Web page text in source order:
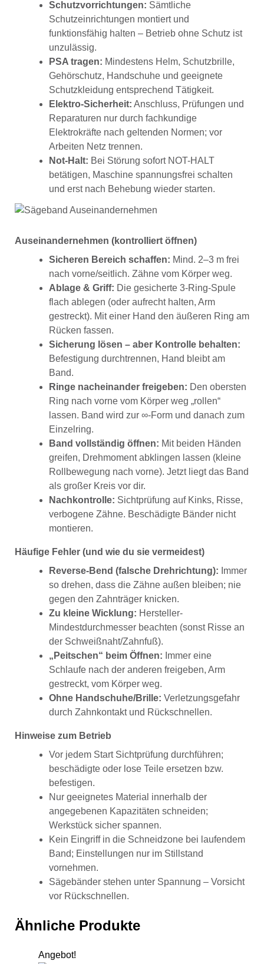
Schutzvorrichtungen: Sämtliche
Schutzeinrichtungen montiert und
funktionsfähig halten – Betrieb ohne Schutz ist
unzulässig.
PSA tragen: Mindestens Helm, Schutzbrille,
Gehörschutz, Handschuhe und geeignete
Schutzkleidung entsprechend Tätigkeit.
Elektro-Sicherheit: Anschluss, Prüfungen und
Reparaturen nur durch fachkundige
Elektrokräfte nach geltenden Normen; vor
Arbeiten Netz trennen.
Not-Halt: Bei Störung sofort NOT-HALT
betätigen, Maschine spannungsfrei schalten
und erst nach Behebung wieder starten.
Auseinandernehmen (kontrolliert öffnen)
Sicheren Bereich schaffen: Mind. 2–3 m frei
nach vorne/seitlich. Zähne vom Körper weg.
Ablage & Griff: Die gesicherte 3-Ring-Spule
flach ablegen (oder aufrecht halten, Arm
gestreckt). Mit einer Hand den äußeren Ring am
Rücken fassen.
Sicherung lösen – aber Kontrolle behalten:
Befestigung durchtrennen, Hand bleibt am
Band.
Ringe nacheinander freigeben: Den obersten
Ring nach vorne vom Körper weg „rollen“
lassen. Band wird zur ∞-Form und danach zum
Einzelring.
Band vollständig öffnen: Mit beiden Händen
greifen, Drehmoment abklingen lassen (kleine
Rollbewegung nach vorne). Jetzt liegt das Band
als großer Kreis vor dir.
Nachkontrolle: Sichtprüfung auf Kinks, Risse,
verbogene Zähne. Beschädigte Bänder nicht
montieren.
Häufige Fehler (und wie du sie vermeidest)
Reverse-Bend (falsche Drehrichtung): Immer
so drehen, dass die Zähne außen bleiben; nie
gegen den Zahnträger knicken.
Zu kleine Wicklung: Hersteller-
Mindestdurchmesser beachten (sonst Risse an
der Schweißnaht/Zahnfuß).
„Peitschen“ beim Öffnen: Immer eine
Schlaufe nach der anderen freigeben, Arm
gestreckt, vom Körper weg.
Ohne Handschuhe/Brille: Verletzungsgefahr
durch Zahnkontakt und Rückschnellen.
Hinweise zum Betrieb
Vor jedem Start Sichtprüfung durchführen;
beschädigte oder lose Teile ersetzen bzw.
befestigen.
Nur geeignetes Material innerhalb der
angegebenen Kapazitäten schneiden;
Werkstück sicher spannen.
Kein Eingriff in die Schneidzone bei laufendem
Band; Einstellungen nur im Stillstand
vornehmen.
Sägebänder stehen unter Spannung – Vorsicht
vor Rückschnellen.
Ähnliche Produkte
Angebot!